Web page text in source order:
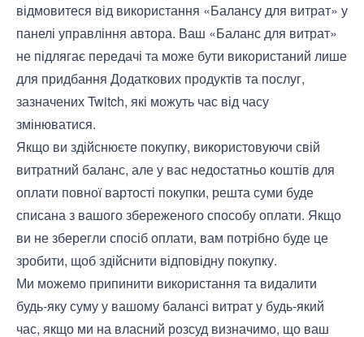
відмовитеся від використання «Балансу для витрат» у
панелі управління автора. Ваш «Баланс для витрат»
не підлягає передачі та може бути використаний лише
для придбання Додаткових продуктів та послуг,
зазначених Twitch, які можуть час від часу
змінюватися.
Якщо ви здійснюєте покупку, використовуючи свій
витратний баланс, але у вас недостатньо коштів для
оплати повної вартості покупки, решта суми буде
списана з вашого збереженого способу оплати. Якщо
ви не зберегли спосіб оплати, вам потрібно буде це
зробити, щоб здійснити відповідну покупку.
Ми можемо припинити використання та видалити
будь-яку суму у вашому балансі витрат у будь-який
час, якщо ми на власний розсуд визначимо, що ваш